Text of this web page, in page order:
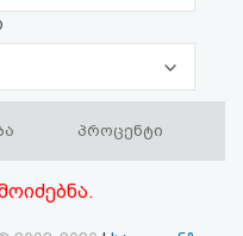
პროცენტი